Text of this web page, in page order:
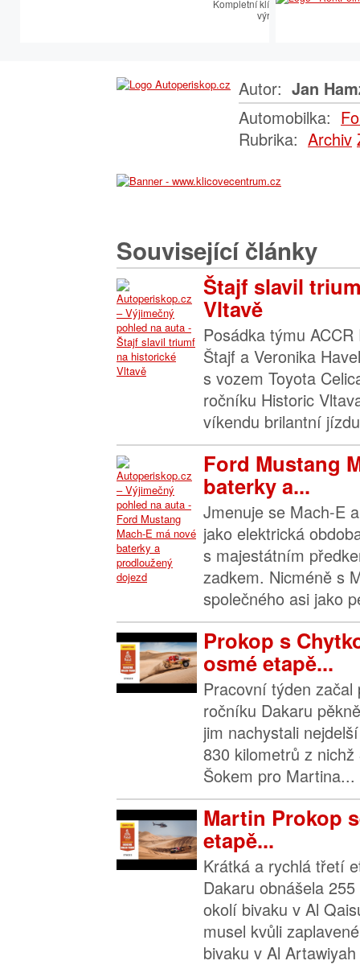
Kompletní klíčařský sortiment
výroby autoklíčů
Autor: Jan
Automobilka:
Rubrika: Archiv
Související články
Štajf slavil
Vltavě
Posádka týmu
Štajf a Veronika
s vozem Toyota
ročníku Historic
víkendu brilantní
Ford Mustang
baterky a...
Jmenuje se Mach-E
jako elektrická
s majestátním
zadkem. Nicméně s
společného asi jako
Prokop s
osmé etapě...
Pracovní týden
ročníku Dakaru
jim nachystali
830 kilometrů z
Šokem pro Martina...
Martin Prokop
etapě...
Krátká a rychlá třetí
Dakaru obnášela
okolí bivaku v Al
musel kvůli
bivaku v Al